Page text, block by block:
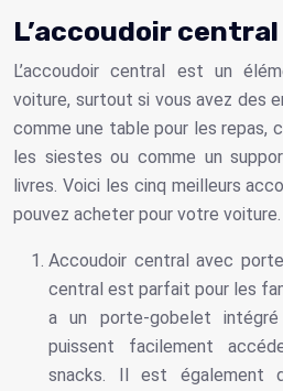
L’accoudoir
L’accoudoir central est un
voiture, surtout si vous avez des
comme une table pour les repas,
les siestes ou comme un
livres. Voici les cinq meilleurs
pouvez acheter pour votre voiture.
Accoudoir central avec
central est parfait pour les
a un porte-gobelet
puissent facilement
snacks. Il est également